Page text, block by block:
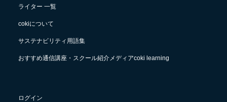
ライター 一覧
cokiについて
サステナビリティ用語集
おすすめ通信講座・スクール紹介メディアcoki learning
ログイン